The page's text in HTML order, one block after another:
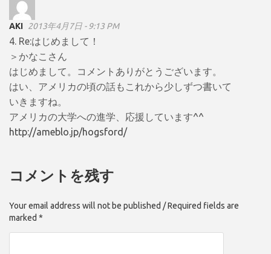
AKI 2013年4月7日 - 9:13 PM
4. Re:はじめまして！
＞かなこさん
はじめまして。コメントありがとうございます。
はい、アメリカの頃の話もこれから少しずつ書いて
いきますね。
アメリカの大学への進学、応援しています^^
http://ameblo.jp/hogsford/
コメントを残す
Your email address will not be published / Required fields are
marked *